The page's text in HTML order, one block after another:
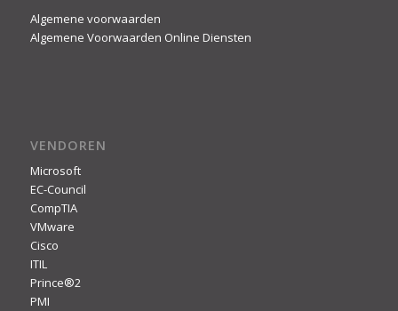
Algemene voorwaarden
Algemene Voorwaarden Online Diensten
VENDOREN
Microsoft
EC-Council
CompTIA
VMware
Cisco
ITIL
Prince®2
PMI